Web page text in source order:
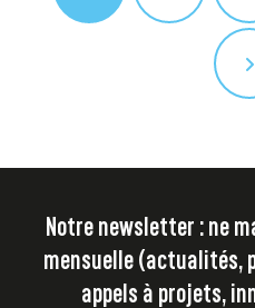
Notre newsletter : ne
mensuelle (actualités,
appels à projets,